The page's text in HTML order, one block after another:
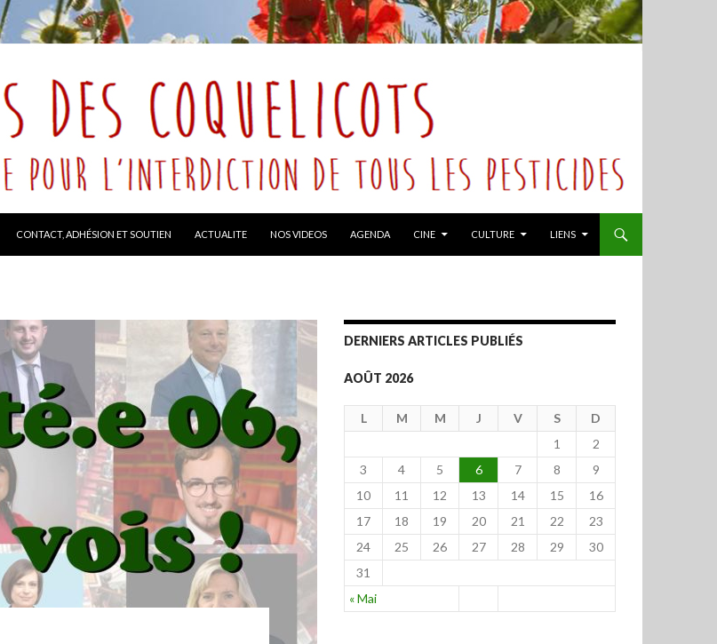
CONTACT, ADHÉSION ET SOUTIEN ACTUALITE NOS VIDEOS AGENDA CINE CULTURE LIENS
DERNIERS ARTICLES PUBLIÉS
AOÛT 2026
L M M J V S D
« Mai
1
2
3
4 5 6 7 8
9
10
11 12 13 14 15
16
17
18 19 20 21 22
23
24
25 26 27 28 29
30
31